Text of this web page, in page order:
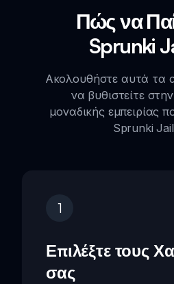
Πώς να
Sprunki
Ακολουθήστε αυτά τα
να βυθιστείτε
μοναδικής εμπειρίας
Sprunki
1
Επιλέξτε τους
σας